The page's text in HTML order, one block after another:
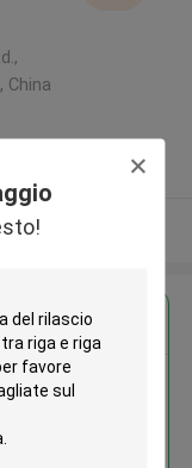
China
per
carta del
riga e riga